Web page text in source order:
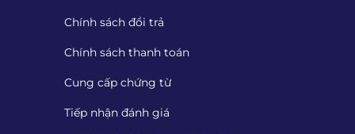
Chính sách đổi trả
Chính sách thanh toán
Cung cấp chứng từ
Tiếp nhận đánh giá